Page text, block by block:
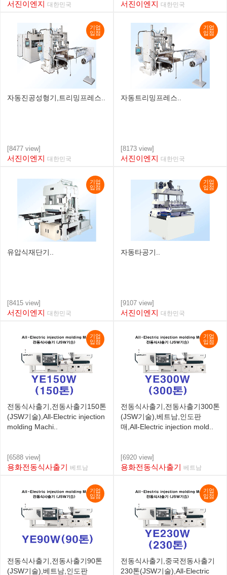
서진이엔지 대한민국 서진이엔지 대한민국
기업
입점
자동진공성형기,트리밍프레스..
[8477 view]
서진이엔지 대한민국
기업
입점
자동트리밍프레스..
[8173 view]
서진이엔지 대한민국
기업
입점
유압식재단기..
[8415 view]
서진이엔지 대한민국
기업
입점
자동타공기..
[9107 view]
서진이엔지 대한민국
기업
입점
전동식사출기,전동사출기150톤
(JSW기술),All-Electric injection
molding Machi..
[6588 view]
용화전동식사출기 베트남
기업
입점
전동식사출기,전동사출기300톤
(JSW기술),베트남,인도판
매,All-Electric injection mold..
[6920 view]
용화전동식사출기 베트남
기업
입점
전동식사출기,전동사출기90톤
(JSW기술),베트남,인도판
기업
입점
전동식사출기,중국전동사출기
230톤(JSW기술),All-Electric